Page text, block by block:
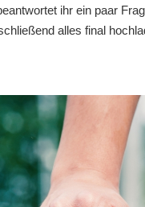
ihr ein paar
alles final